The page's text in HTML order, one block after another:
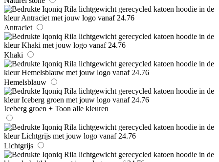
Antraciet
Khaki
Hemelsblauw
Iceberg groen + Toon alle kleuren
Lichtgrijs